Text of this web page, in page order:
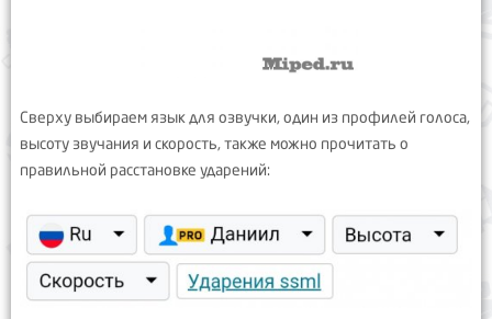
Сверху выбираем язык для озвучки, один из профилей голоса,
высоту звучания и скорость, также можно прочитать о
правильной расстановке ударений: